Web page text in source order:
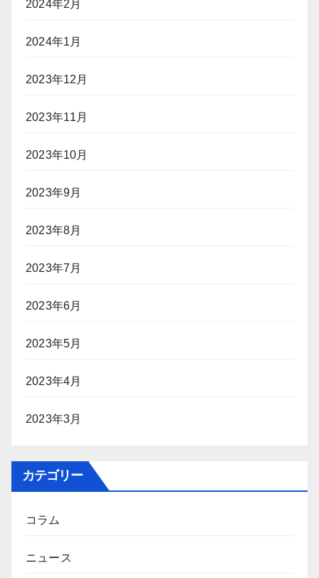
2024年2月
2024年1月
2023年12月
2023年11月
2023年10月
2023年9月
2023年8月
2023年7月
2023年6月
2023年5月
2023年4月
2023年3月
カテゴリー
コラム
ニュース